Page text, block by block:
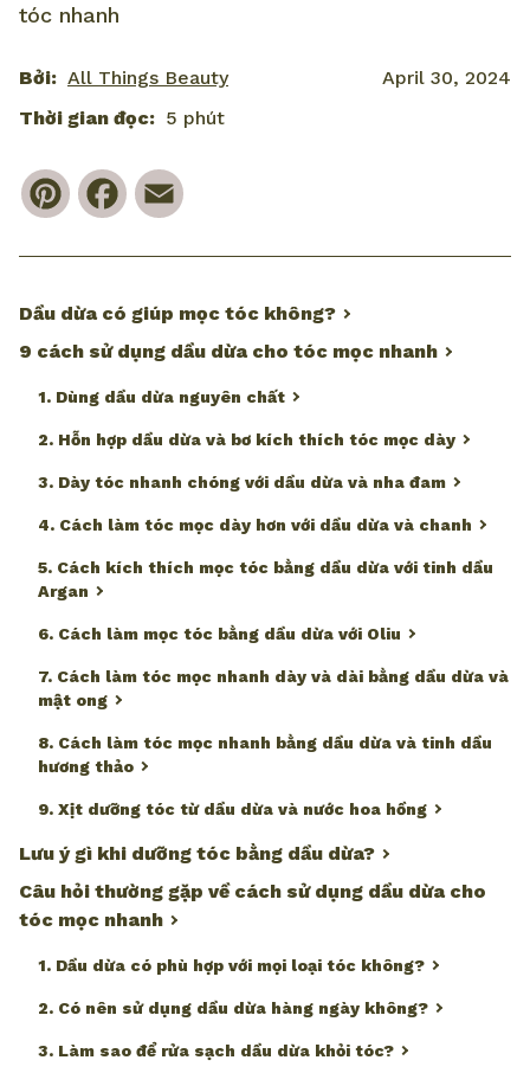
tóc nhanh
Bởi: All Things Beauty
April 30, 2024
Thời gian đọc: 5 phút
PinterestFacebook
Dầu dừa có giúp mọc tóc không?
9 cách sử dụng dầu dừa cho tóc mọc nhanh
1. Dùng dầu dừa nguyên chất
2. Hỗn hợp dầu dừa và bơ kích thích tóc mọc dày
3. Dày tóc nhanh chóng với dầu dừa và nha đam
4. Cách làm tóc mọc dày hơn với dầu dừa và chanh
5. Cách kích thích mọc tóc bằng dầu dừa với tinh dầu
Argan
6. Cách làm mọc tóc bằng dầu dừa với Oliu
7. Cách làm tóc mọc nhanh dày và dài bằng dầu dừa và
mật ong
8. Cách làm tóc mọc nhanh bằng dầu dừa và tinh dầu
hương thảo
9. Xịt dưỡng tóc từ dầu dừa và nước hoa hồng
Lưu ý gì khi dưỡng tóc bằng dầu dừa?
Câu hỏi thường gặp về cách sử dụng dầu dừa cho
tóc mọc nhanh
1. Dầu dừa có phù hợp với mọi loại tóc không?
2. Có nên sử dụng dầu dừa hàng ngày không?
3. Làm sao để rửa sạch dầu dừa khỏi tóc?